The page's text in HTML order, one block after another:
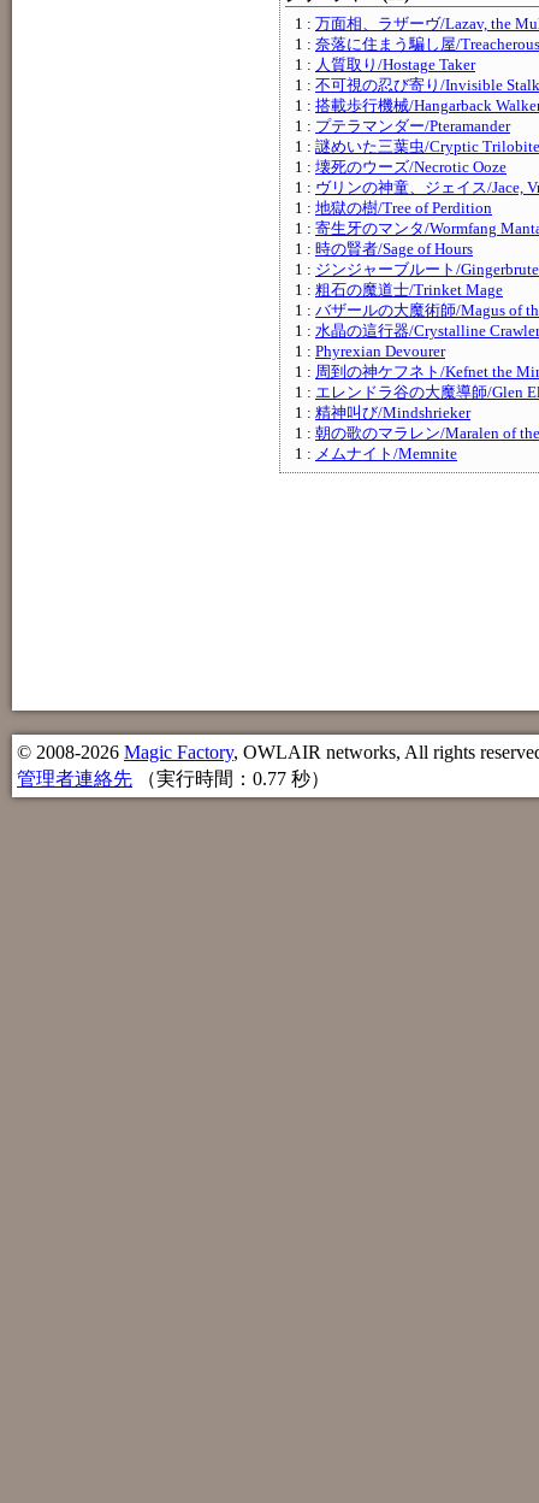
1 : 万面相、ラザーヴ/Lazav, the
1 : 奈落に住まう騙し屋/
1 : 人質取り/Hostage Taker
1 : 不可視の忍び寄り/Invisible
1 : 搭載歩行機械/Hangarback
1 : プテラマンダー/Pteramander
1 : 謎めいた三葉虫/Cryptic Trilobite
1 : 壊死のウーズ/Necrotic Ooze
1 : ヴリンの神童、ジェイス/Jace,
1 : 地獄の樹/Tree of Perdition
1 : 寄生牙のマンタ/Wormfang
1 : 時の賢者/Sage of Hours
1 : ジンジャーブルート/Gingerbrute
1 : 粗石の魔道士/Trinket Mage
1 : バザールの大魔術師/Magus of
1 : 水晶の這行器/Crystalline Crawler
1 : Phyrexian Devourer
1 : 周到の神ケフネト/Kefnet the
1 : エレンドラ谷の大魔導師/Glen
1 : 精神叫び/Mindshrieker
1 : 朝の歌のマラレン/Maralen of
1 : メムナイト/Memnite
© 2008-2026 Magic Factory, OWLAIR networks, All rights
管理者連絡先 （実行時間：0.77 秒）